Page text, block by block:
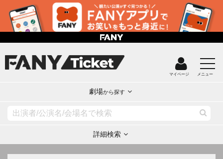
マイページ メニュー
劇場から探す
詳細検索